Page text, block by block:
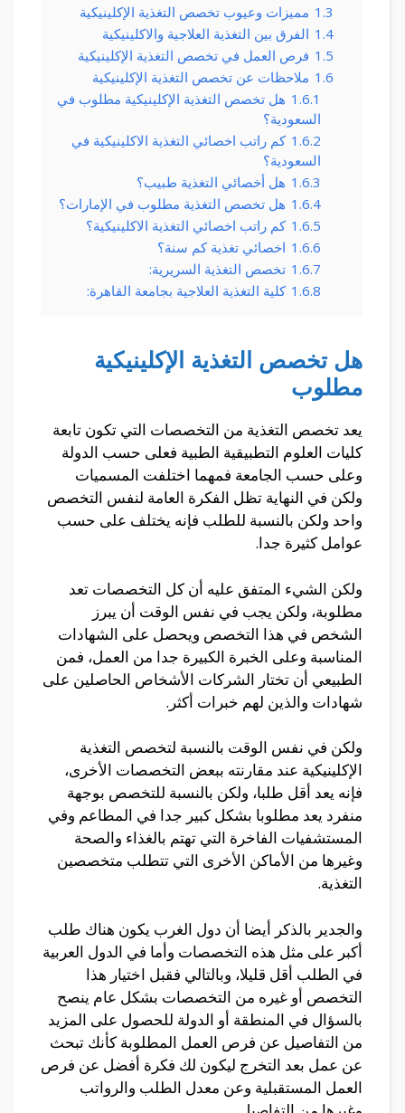
1.3 مميزات وعيوب تخصص التغذية الإكلينيكية
1.4 الفرق بين التغذية العلاجية والاكلينيكية
1.5 فرص العمل في تخصص التغذية الإكلينيكية
1.6 ملاحظات عن تخصص التغذية الإكلينيكية
1.6.1 هل تخصص التغذية الإكلينيكية مطلوب في
السعودية؟
1.6.2 كم راتب اخصائي التغذية الاكلينيكية في
السعودية؟
1.6.3 هل أخصائي التغذية طبيب؟
1.6.4 هل تخصص التغذية مطلوب في الإمارات؟
1.6.5 كم راتب اخصائي التغذية الاكلينيكية؟
1.6.6 اخصائي تغذية كم سنة؟
1.6.7 تخصص التغذية السريرية:
1.6.8 كلية التغذية العلاجية بجامعة القاهرة:
هل تخصص التغذية الإكلينيكية
مطلوب
يعد تخصص التغذية من التخصصات التي تكون تابعة
كليات العلوم التطبيقية الطبية فعلى حسب الدولة
وعلى حسب الجامعة فمهما اختلفت المسميات
ولكن في النهاية تظل الفكرة العامة لنفس التخصص
واحد ولكن بالنسبة للطلب فإنه يختلف على حسب
عوامل كثيرة جدا.
ولكن الشيء المتفق عليه أن كل التخصصات تعد
مطلوبة، ولكن يجب في نفس الوقت أن يبرز
الشخص في هذا التخصص ويحصل على الشهادات
المناسبة وعلى الخبرة الكبيرة جدا من العمل، فمن
الطبيعي أن تختار الشركات الأشخاص الحاصلين على
شهادات والذين لهم خبرات أكثر.
ولكن في نفس الوقت بالنسبة لتخصص التغذية
الإكلينيكية عند مقارنته ببعض التخصصات الأخرى،
فإنه يعد أقل طلبا، ولكن بالنسبة للتخصص بوجهة
منفرد يعد مطلوبا بشكل كبير جدا في المطاعم وفي
المستشفيات الفاخرة التي تهتم بالغذاء والصحة
وغيرها من الأماكن الأخرى التي تتطلب متخصصين
التغذية.
والجدير بالذكر أيضا أن دول الغرب يكون هناك طلب
أكبر على مثل هذه التخصصات وأما في الدول العربية
في الطلب أقل قليلا، وبالتالي فقبل اختيار هذا
التخصص أو غيره من التخصصات بشكل عام ينصح
بالسؤال في المنطقة أو الدولة للحصول على المزيد
من التفاصيل عن فرص العمل المطلوبة كأنك تبحث
عن عمل بعد التخرج ليكون لك فكرة أفضل عن فرص
العمل المستقبلية وعن معدل الطلب والرواتب